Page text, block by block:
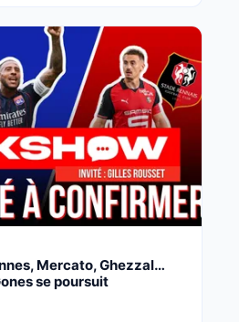
Mercato, Ghezzal…
se poursuit